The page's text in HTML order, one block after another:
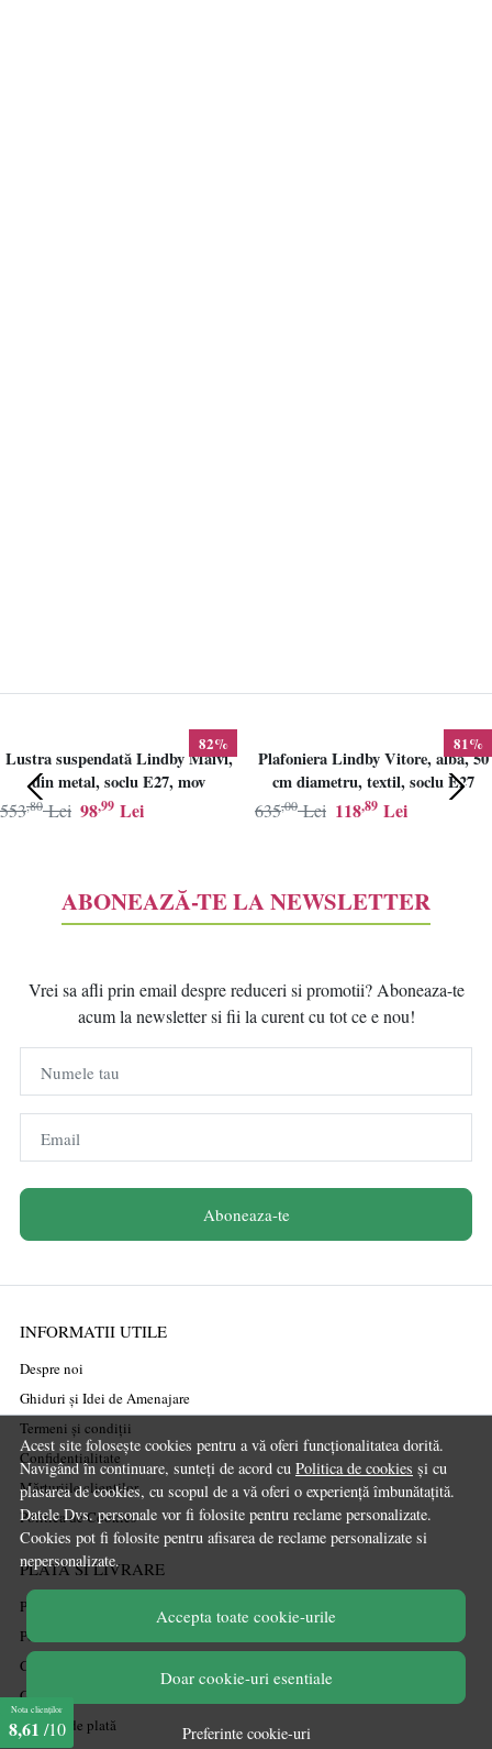
Acest site folosește cookies pentru a vă oferi funcționalitatea dorită.
Navigând în continuare, sunteți de acord cu Politica de cookies și cu
plasarea de cookies, cu scopul de a vă oferi o experiență îmbunătațită.
Datele Dvs. personale vor fi folosite pentru reclame personalizate.
Cookies pot fi folosite pentru afisarea de reclame personalizate si
nepersonalizate.
Accepta toate cookie-urile
Doar cookie-uri esentiale
Preferinte cookie-uri
82%
Lustra suspendată Lindby Maivi,
din metal, soclu E27, mov
98,99 Lei
553,80 Lei
81%
Plafoniera Lindby Vitore, alba, 50
cm diametru, textil, soclu E27
118,89 Lei
635,00 Lei
ABONEAZĂ-TE LA NEWSLETTER
Vrei sa afli prin email despre reduceri si promotii? Aboneaza-te
acum la newsletter si fii la curent cu tot ce e nou!
Numele tau
Email
Aboneaza-te
INFORMATII UTILE
Despre noi
Ghiduri și Idei de Amenajare
Termeni și condiții
Confidențialitate
Mărturiile clienților
Politica de Cookies
PLATA SI LIVRARE
Politica de transport
Politica de retur
Cum cumpăr
Coșul meu
Metode de plată
Nota clienților
8,61 /10